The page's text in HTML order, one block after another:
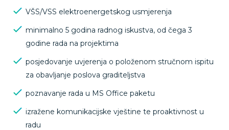
VŠS/VSS elektroenergetskog usmjerenja
minimalno 5 godina radnog iskustva, od čega 3
godine rada na projektima
posjedovanje uvjerenja o položenom stručnom ispitu
za obavljanje poslova graditeljstva
poznavanje rada u MS Office paketu
izražene komunikacijske vještine te proaktivnost u
radu